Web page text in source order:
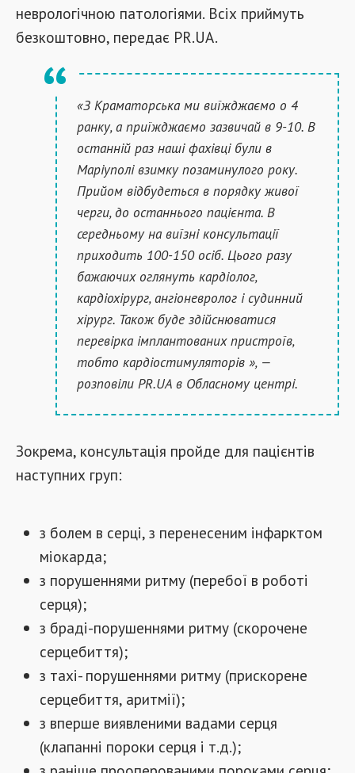
неврологічною патологіями. Всіх приймуть
безкоштовно, передає PR.UA.
«З Краматорська ми виїжджаємо о 4
ранку, а приїжджаємо зазвичай в 9-10. В
останній раз наші фахівці були в
Маріуполі взимку позаминулого року.
Прийом відбудеться в порядку живої
черги, до останнього пацієнта. В
середньому на виїзні консультації
приходить 100-150 осіб. Цього разу
бажаючих оглянуть кардіолог,
кардіохірург, ангіоневролог і судинний
хірург. Також буде здійснюватися
перевірка імплантованих пристроїв,
тобто кардіостимуляторів », —
розповіли PR.UA в Обласному центрі.
Зокрема, консультація пройде для пацієнтів
наступних груп:
з болем в серці, з перенесеним інфарктом
міокарда;
з порушеннями ритму (перебої в роботі
серця);
з браді-порушеннями ритму (скорочене
серцебиття);
з тахі- порушеннями ритму (прискорене
серцебиття, аритмії);
з вперше виявленими вадами серця
(клапанні пороки серця і т.д.);